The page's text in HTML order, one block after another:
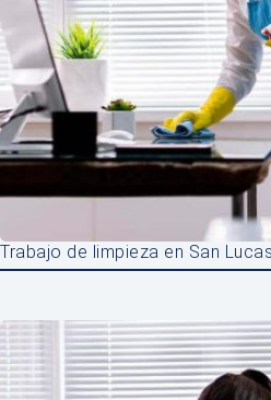
Trabajo de limpieza en San Lucas